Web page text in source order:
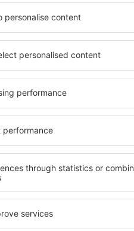
fiecare buget şi
spațioase,
precum și de
unui city break.
lângă
Acest lucru
de nevoi și de
garanţia că
fi nevoie să
cazare.
și vă veţi
ȋn
auto,
să